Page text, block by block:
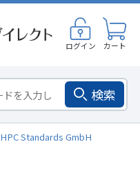
ログイン カート
検索
HPC Standards GmbH